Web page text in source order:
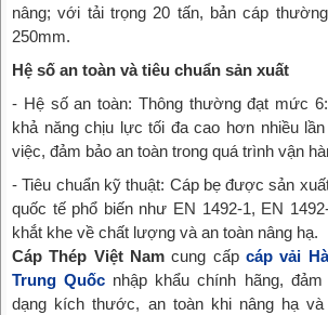
nâng; với tải trọng 20 tấn, bản cáp
250mm.
Hệ số an toàn và tiêu chuẩn sản xuất
- Hệ số an toàn: Thông thường đạt mức
khả năng chịu lực tối đa cao hơn nhiều
việc, đảm bảo an toàn trong quá trình vận
- Tiêu chuẩn kỹ thuật: Cáp bẹ được sản
quốc tế phổ biến như EN 1492-1, EN
khắt khe về chất lượng và an toàn nâng hạ.
Cáp Thép Việt Nam cung cấp cáp vải
Trung Quốc nhập khẩu chính hãng,
dạng kích thước, an toàn khi nâng hạ